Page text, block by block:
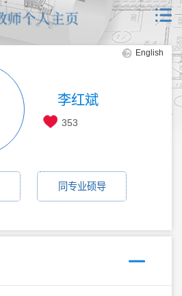
English
李红斌
353
同专业硕导